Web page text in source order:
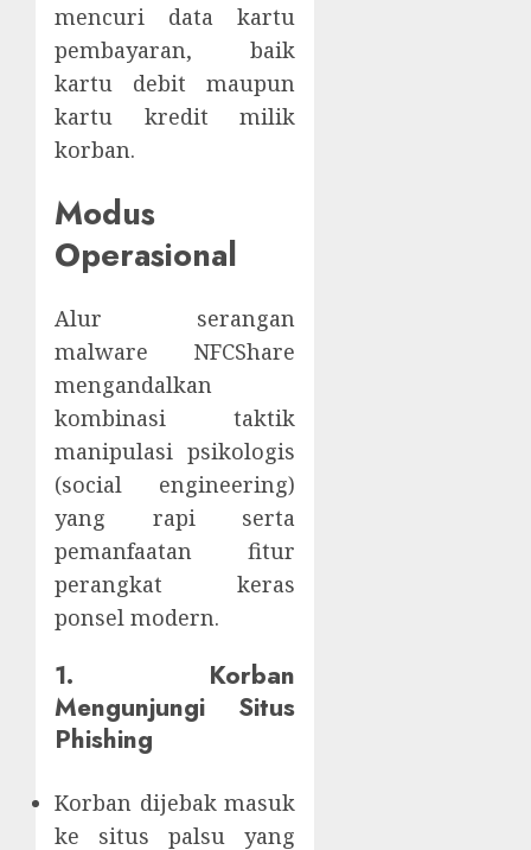
mencuri data kartu
pembayaran, baik
kartu debit maupun
kartu kredit milik
korban.
Modus
Operasional
Alur serangan
malware NFCShare
mengandalkan
kombinasi taktik
manipulasi psikologis
(social engineering)
yang rapi serta
pemanfaatan fitur
perangkat keras
ponsel modern.
1. Korban
Mengunjungi Situs
Phishing
Korban dijebak masuk
ke situs palsu yang